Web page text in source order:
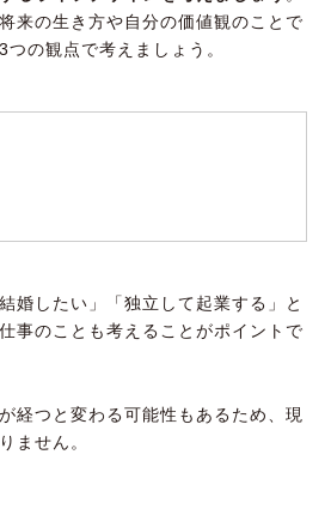
来の生き方や自分の価値観のことで
の観点で考えましょう。
婚したい」「独立して起業する」と
事のことも考えることがポイントで
経つと変わる可能性もあるため、現
ません。